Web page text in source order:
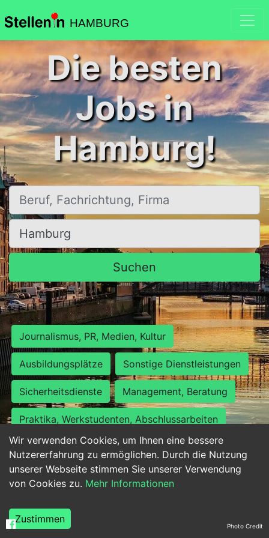
HAMBURG
Wir verwenden Cookies, um Ihnen eine bessere
Nutzererfahrung zu ermöglichen. Durch die Nutzung
unserer Webseite stimmen Sie unserer Verwendung
von Cookies zu. Mehr Informationen
Zustimmen
Die besten
Jobs in
Hamburg!
Beruf, Fachrichtung, Firma
Ort, Stadt
Suchen
Journalismus, PR, Medien, Kultur
Ausbildungsplätze Sonstige Dienstleistungen
Sicherheitsdienste Management, Beratung
Praktika, Werkstudenten, Abschlussarbeiten
Personalwesen Assistenz, Sekretariat
Hilfskräfte, Aushilfs- und Nebenjobs
Weiterbildung, Studium, duale Ausbildung Photo Credit